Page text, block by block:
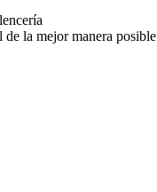
de la mejor manera posible